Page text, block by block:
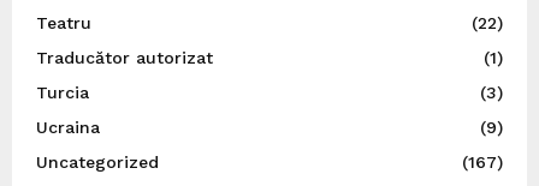
Teatru
(22)
Traducător autorizat
(1)
Turcia
(3)
Ucraina
(9)
Uncategorized
(167)